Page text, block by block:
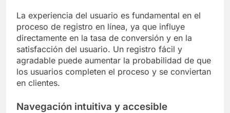
La experiencia del usuario es fundamental en el
proceso de registro en línea, ya que influye
directamente en la tasa de conversión y en la
satisfacción del usuario. Un registro fácil y
agradable puede aumentar la probabilidad de que
los usuarios completen el proceso y se conviertan
en clientes.
Navegación intuitiva y accesible